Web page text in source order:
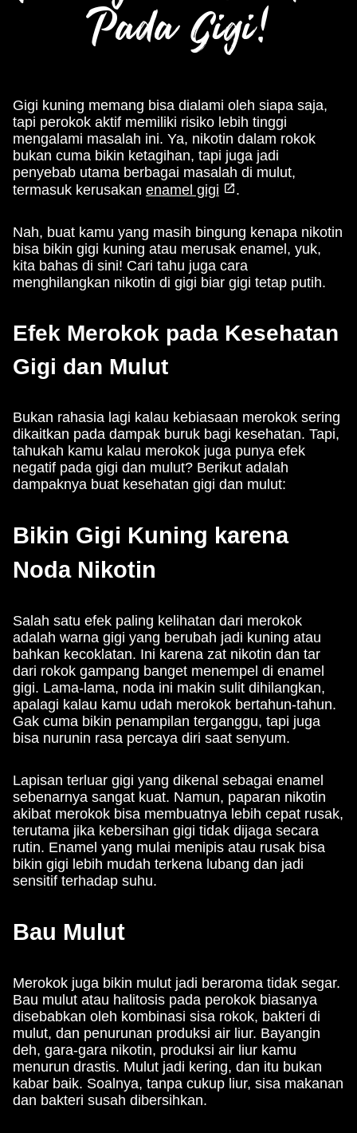
Pada Gigi!
Gigi kuning memang bisa dialami oleh siapa saja,
tapi perokok aktif memiliki risiko lebih tinggi
mengalami masalah ini. Ya, nikotin dalam rokok
bukan cuma bikin ketagihan, tapi juga jadi
penyebab utama berbagai masalah di mulut,
termasuk kerusakan enamel gigi .
Nah, buat kamu yang masih bingung kenapa nikotin
bisa bikin gigi kuning atau merusak enamel, yuk,
kita bahas di sini! Cari tahu juga cara
menghilangkan nikotin di gigi biar gigi tetap putih.
Efek Merokok pada Kesehatan
Gigi dan Mulut
Bukan rahasia lagi kalau kebiasaan merokok sering
dikaitkan pada dampak buruk bagi kesehatan. Tapi,
tahukah kamu kalau merokok juga punya efek
negatif pada gigi dan mulut? Berikut adalah
dampaknya buat kesehatan gigi dan mulut:
Bikin Gigi Kuning karena
Noda Nikotin
Salah satu efek paling kelihatan dari merokok
adalah warna gigi yang berubah jadi kuning atau
bahkan kecoklatan. Ini karena zat nikotin dan tar
dari rokok gampang banget menempel di enamel
gigi. Lama-lama, noda ini makin sulit dihilangkan,
apalagi kalau kamu udah merokok bertahun-tahun.
Gak cuma bikin penampilan terganggu, tapi juga
bisa nurunin rasa percaya diri saat senyum.
Lapisan terluar gigi yang dikenal sebagai enamel
sebenarnya sangat kuat. Namun, paparan nikotin
akibat merokok bisa membuatnya lebih cepat rusak,
terutama jika kebersihan gigi tidak dijaga secara
rutin. Enamel yang mulai menipis atau rusak bisa
bikin gigi lebih mudah terkena lubang dan jadi
sensitif terhadap suhu.
Bau Mulut
Merokok juga bikin mulut jadi beraroma tidak segar.
Bau mulut atau halitosis pada perokok biasanya
disebabkan oleh kombinasi sisa rokok, bakteri di
mulut, dan penurunan produksi air liur. Bayangin
deh, gara-gara nikotin, produksi air liur kamu
menurun drastis. Mulut jadi kering, dan itu bukan
kabar baik. Soalnya, tanpa cukup liur, sisa makanan
dan bakteri susah dibersihkan.